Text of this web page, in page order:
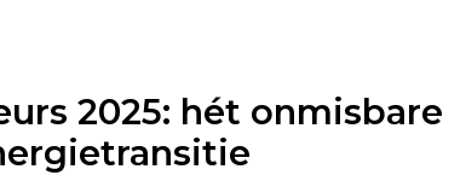
2025: hét onmisbare